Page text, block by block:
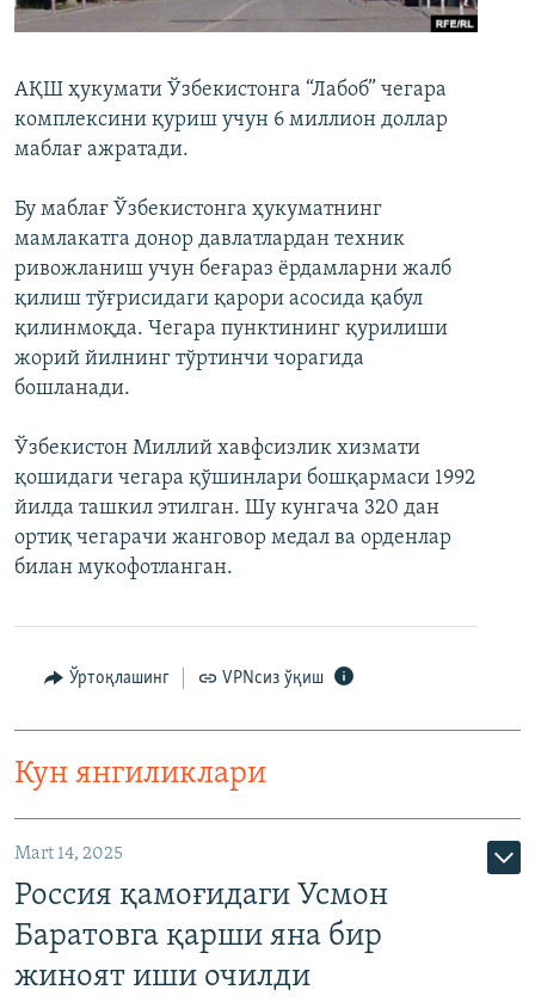
АҚШ ҳукумати Ўзбекистонга “Лабоб” чегара
комплексини қуриш учун 6 миллион доллар
маблағ ажратади.
Бу маблағ Ўзбекистонга ҳукуматнинг
мамлакатга донор давлатлардан техник
ривожланиш учун беғараз ёрдамларни жалб
қилиш тўғрисидаги қарори асосида қабул
қилинмоқда. Чегара пунктининг қурилиши
жорий йилнинг тўртинчи чорагида
бошланади.
Ўзбекистон Миллий хавфсизлик хизмати
қошидаги чегара қўшинлари бошқармаси 1992
йилда ташкил этилган. Шу кунгача 320 дан
ортиқ чегарачи жанговор медал ва орденлар
билан мукофотланган.
Ўртоқлашинг VPNсиз ўқиш
Кун янгиликлари
Mart 14, 2025
Россия қамоғидаги Усмон
Баратовга қарши яна бир
жиноят иши очилди